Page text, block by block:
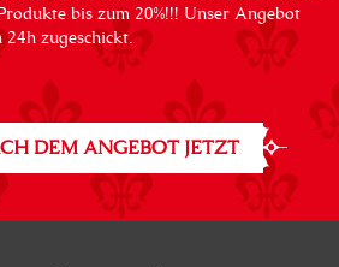
bis zum 20%!!! Unser Angebot
zugeschickt.
DEM ANGEBOT JETZT